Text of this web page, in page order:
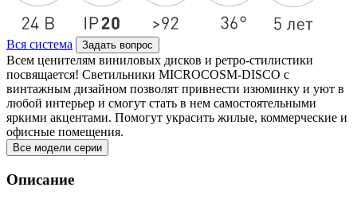
Вся система Задать вопрос
Всем ценителям виниловых дисков и ретро-стилистики
посвящается! Светильники MICROCOSM-DISCO с
винтажным дизайном позволят привнести изюминку и уют в
любой интерьер и смогут стать в нем самостоятельными
яркими акцентами. Помогут украсить жилые, коммерческие и
офисные помещения.
Все модели серии
Описание